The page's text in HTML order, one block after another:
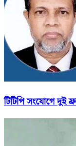
টিটিপি সংযোগে দুই